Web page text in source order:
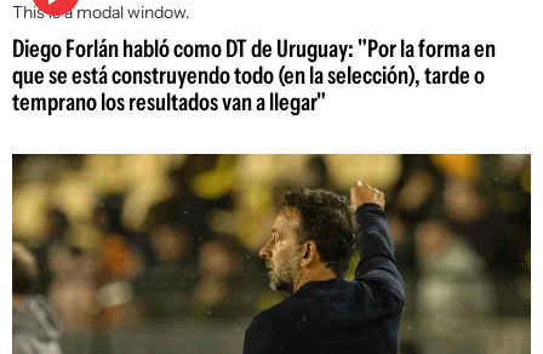
This is a modal window.
Diego Forlán habló como DT de Uruguay: "Por la forma en
que se está construyendo todo (en la selección), tarde o
temprano los resultados van a llegar"